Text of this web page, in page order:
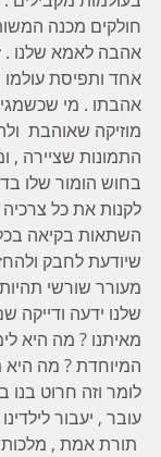
חולקים מכנה
אהבה לאמא שלנו .
אחד ותפיסת עולמו
אהבתו . מי
מוזיקה שאוהבת
התמונות שציירה ,
בחוש הומור שלו
לקנות את כל
השתאות בקיאה בכל
שיודעת לחבק
מעורר שורשי
שלנו ידעה
מאיתנו ? מה היא
המיוחדת ? מה היא
לומר וזה חרוט בנו
עובר , יעבור
תורת אמת ,